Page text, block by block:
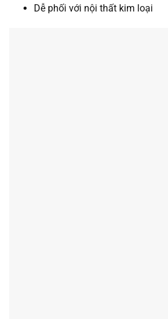
Dễ phối với nội thất kim loại